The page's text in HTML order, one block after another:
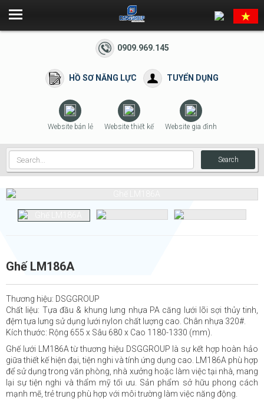
0909.969.145
HỒ SƠ NĂNG LỰC TUYỂN DỤNG
Website bán lẻ Website thiết kế Website gia đình
Search
Ghế LM186A
Thương hiệu: DSGGROUP
Chất liệu: Tựa đầu & khung lưng nhựa PA căng lưới lõi sợi thủy tinh,
đệm tựa lưng sử dụng lưới nylon chất lượng cao. Chân nhựa 320#.
Kích thước: Rộng 655 x Sâu 680 x Cao 1180-1330 (mm).
Ghế lưới LM186A từ thương hiệu DSGGROUP là sự kết hợp hoàn hảo
giữa thiết kế hiện đại, tiện nghi và tính ứng dụng cao. LM186A phù hợp
để sử dụng trong văn phòng, nhà xưởng hoặc làm việc tại nhà, mang
lại sự tiện nghi và thẩm mỹ tối ưu. Sản phẩm sở hữu phong cách
mạnh mẽ, trẻ trung phù hợp với môi trường làm việc năng động.